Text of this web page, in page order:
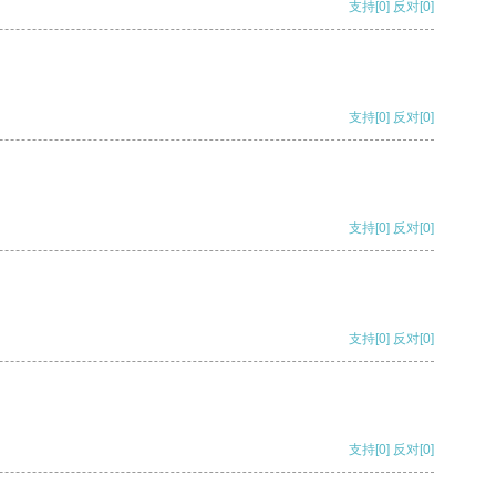
支持[0] 反对[0]
支持[0] 反对[0]
支持[0] 反对[0]
支持[0] 反对[0]
支持[0] 反对[0]